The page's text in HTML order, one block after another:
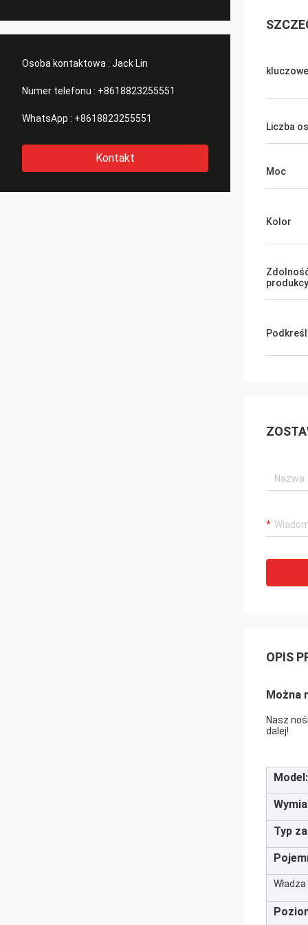
Osoba kontaktowa : Jack Lin
Numer telefonu : +8618823255551
WhatsApp : +8618823255551
Kontakt
Liczba
Moc
Kolor
OPIS
Można
Nasz
dalej!
Model:
Typ
Władza